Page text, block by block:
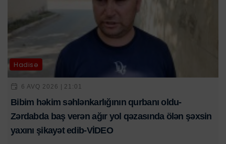
Hadisə
6 AVQ 2026 | 21:01
Bibim həkim səhlənkarlığının qurbanı oldu-
Zərdabda baş verən ağır yol qəzasında ölən şəxsin
yaxını şikayət edib-VİDEO